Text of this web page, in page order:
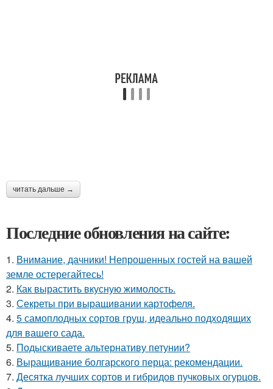
читать дальше →
Последние обновления на сайте:
1. Внимание, дачники! Непрошенных гостей на вашей
земле остерегайтесь!
2. Как вырастить вкусную жимолость.
3. Секреты при выращивании картофеля.
4. 5 самоплодных сортов груш, идеально подходящих
для вашего сада.
5. Подыскиваете альтернативу петунии?
6. Выращивание болгарского перца: рекомендации.
7. Десятка лучших сортов и гибридов пучковых огурцов.